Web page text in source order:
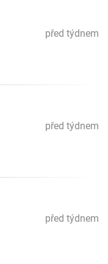
před týdnem
před týdnem
před týdnem